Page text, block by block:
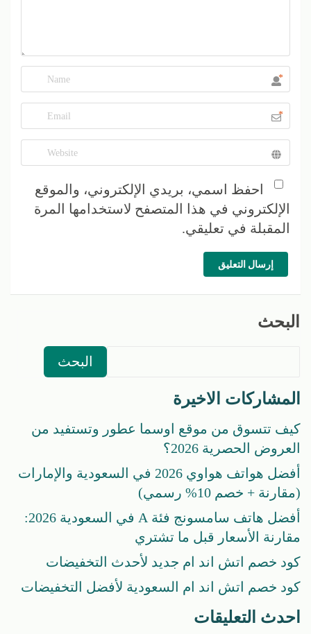
*
*
احفظ اسمي، بريدي الإلكتروني، والموقع
الإلكتروني في هذا المتصفح لاستخدامها المرة
المقبلة في تعليقي.
إرسال التعليق
البحث
البحث
المشاركات الاخيرة
كيف تتسوق من موقع اوسما عطور وتستفيد من
العروض الحصرية 2026؟
أفضل هواتف هواوي 2026 في السعودية والإمارات
(مقارنة + خصم 10% رسمي)
أفضل هاتف سامسونج فئة A في السعودية 2026:
مقارنة الأسعار قبل ما تشتري
كود خصم اتش اند ام جديد لأحدث التخفيضات
كود خصم اتش اند ام السعودية لأفضل التخفيضات
احدث التعليقات